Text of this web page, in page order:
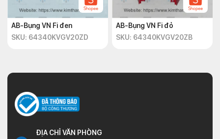
AB-Bụng VN Fi đen
SKU: 64340KVGV20ZD
AB-Bụng VN Fi đỏ
SKU: 64340KVGV20ZB
ĐỊA CHỈ VĂN PHÒNG